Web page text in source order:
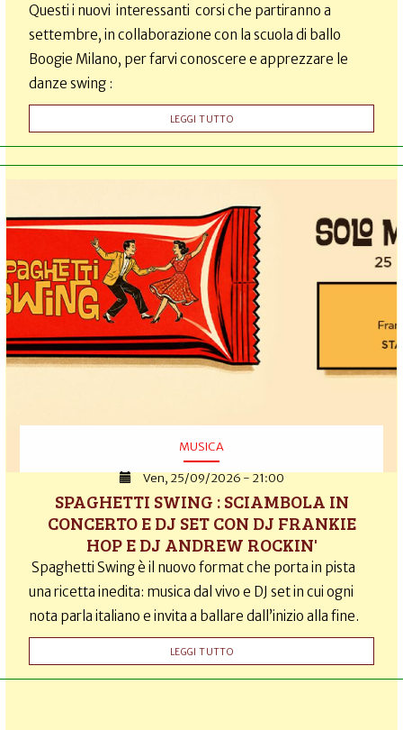
Questi i nuovi interessanti corsi che partiranno a
settembre, in collaborazione con la scuola di ballo
Boogie Milano, per farvi conoscere e apprezzare le
danze swing :
LEGGI TUTTO
MUSICA
Ven, 25/09/2026 - 21:00
SPAGHETTI SWING : SCIAMBOLA IN
CONCERTO E DJ SET CON DJ FRANKIE
HOP E DJ ANDREW ROCKIN'
Spaghetti Swing è il nuovo format che porta in pista
una ricetta inedita: musica dal vivo e DJ set in cui ogni
nota parla italiano e invita a ballare dall’inizio alla fine.
LEGGI TUTTO